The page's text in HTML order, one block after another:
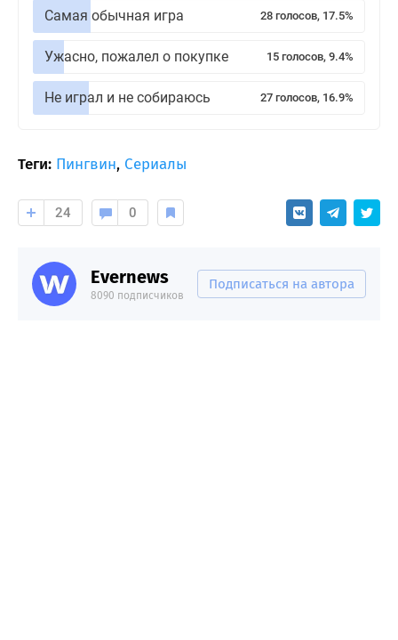
Самая обычная игра 28 голосов, 17.5%
Ужасно, пожалел о покупке 15 голосов, 9.4%
Не играл и не собираюсь 27 голосов, 16.9%
Теги: Пингвин, Сериалы
24 0
Evernews
8090 подписчиков
Подписаться на автора